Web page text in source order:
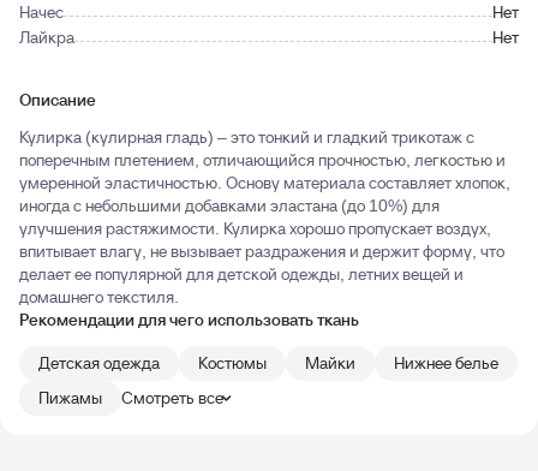
Начес
Нет
Лайкра
Нет
Описание
Кулирка (кулирная гладь) – это тонкий и гладкий трикотаж с
поперечным плетением, отличающийся прочностью, легкостью и
умеренной эластичностью. Основу материала составляет хлопок,
иногда с небольшими добавками эластана (до 10%) для
улучшения растяжимости. Кулирка хорошо пропускает воздух,
впитывает влагу, не вызывает раздражения и держит форму, что
делает ее популярной для детской одежды, летних вещей и
домашнего текстиля.
Рекомендации для чего использовать ткань
Детская одежда
Костюмы Майки
Нижнее белье
Пижамы
Смотреть все